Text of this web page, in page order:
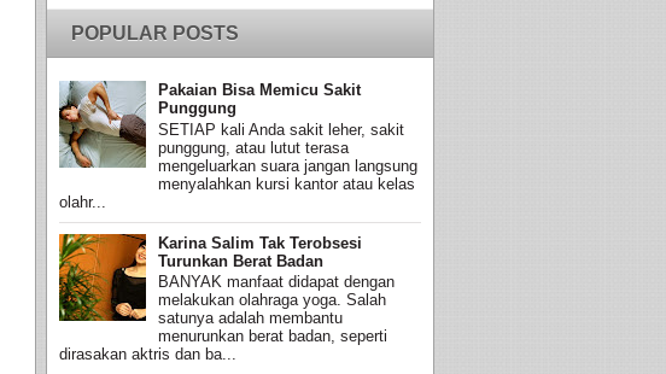
POPULAR POSTS
Pakaian Bisa Memicu Sakit
Punggung
SETIAP kali Anda sakit leher, sakit
punggung, atau lutut terasa
mengeluarkan suara jangan langsung
menyalahkan kursi kantor atau kelas
olahr...
Karina Salim Tak Terobsesi
Turunkan Berat Badan
BANYAK manfaat didapat dengan
melakukan olahraga yoga. Salah
satunya adalah membantu
menurunkan berat badan, seperti
dirasakan aktris dan ba...